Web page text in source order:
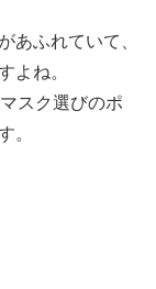
あふれていて、
よね。
スク選びのポ
。